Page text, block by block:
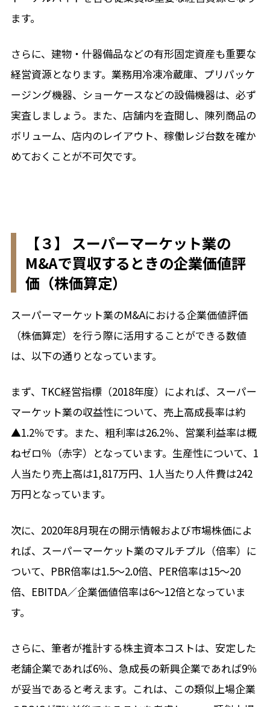
ます。
さらに、建物・什器備品などの有形固定資産も重要な
経営資源となります。業務用冷凍冷蔵庫、プリパッケ
ージング機器、ショーケースなどの設備機器は、必ず
実査しましょう。また、店舗内を査閲し、陳列商品の
ボリューム、店内のレイアウト、稼働レジ台数を確か
めておくことが不可欠です。
【３】 スーパーマーケット業の
M&Aで買収するときの企業価値評
価（株価算定）
スーパーマーケット業のM&Aにおける企業価値評価
（株価算定）を行う際に活用することができる数値
は、以下の通りとなっています。
まず、TKC経営指標（2018年度）によれば、スーパー
マーケット業の収益性について、売上高成長率は約
▲1.2％です。また、粗利率は26.2％、営業利益率は概
ねゼロ％（赤字）となっています。生産性について、1
人当たり売上高は1,817万円、1人当たり人件費は242
万円となっています。
次に、2020年8月現在の開示情報および市場株価によ
れば、スーパーマーケット業のマルチプル（倍率）に
ついて、PBR倍率は1.5～2.0倍、PER倍率は15～20
倍、EBITDA／企業価値倍率は6～12倍となっていま
す。
さらに、筆者が推計する株主資本コストは、安定した
老舗企業であれば6％、急成長の新興企業であれば9％
が妥当であると考えます。これは、この類似上場企業